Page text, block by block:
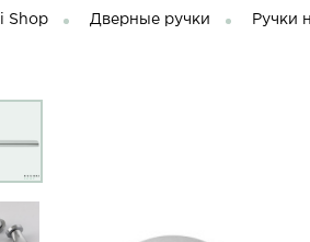
Shop Дверные ручки Ручки